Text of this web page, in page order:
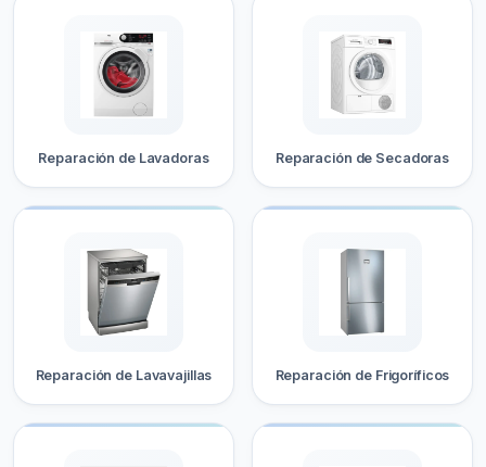
Reparación de Lavadoras Reparación de Secadoras
Reparación de Lavavajillas Reparación de Frigoríficos